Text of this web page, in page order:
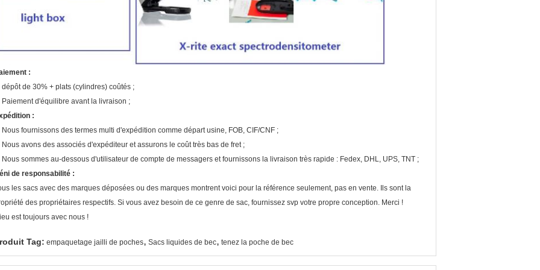
:
dépôt de 30% + plats (cylindres) coûtés ;
Paiement d'équilibre avant la livraison ;
:
Nous fournissons des termes multi d'expédition comme départ usine, FOB, CIF/CNF ;
Nous avons des associés d'expéditeur et assurons le coût très bas de fret ;
Nous sommes au-dessous d'utilisateur de compte de messagers et fournissons la livraison très rapide : Fedex, DHL, UPS, TNT ;
de responsabilité :
les sacs avec des marques déposées ou des marques montrent voici pour la référence seulement, pas en vente. Ils sont la
des propriétaires respectifs. Si vous avez besoin de ce genre de sac, fournissez svp votre propre conception. Merci !
est toujours avec nous !
Tag: empaquetage jailli de poches, Sacs liquides de bec, tenez la poche de bec